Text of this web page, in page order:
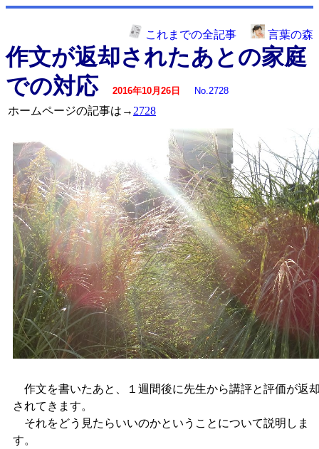
これまでの全記事 言葉の森
作文が返却されたあとの家庭
での対応
2016年10月26日 No.2728
ホームページの記事は→ 2728
作文を書いたあと、１週間後に先生から講評と評価が返
されてきます。
それをどう見たらいいのかということについて説明しま
す。